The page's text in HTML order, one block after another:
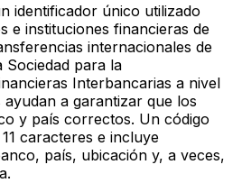
identificador único utilizado
e instituciones financieras de
internacionales de
Sociedad para la
Interbancarias a nivel
ayudan a garantizar que los
y país correctos. Un código
caracteres e incluye
país, ubicación y, a veces,